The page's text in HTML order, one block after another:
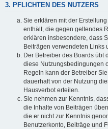
3. PFLICHTEN DES NUTZERS
Sie erklären mit der
enthält, die gegen geltendes
erklären insbesondere, dass
Beiträgen verwendeten Links
Der Betreiber des Boards übt
diese Nutzungsbedingungen
Regeln kann der Betreiber
dauerhaft von der Nutzung
Hausverbot erteilen.
Sie nehmen zur Kenntnis,
die Inhalte von Beiträgen
die er nicht zur Kenntnis
Benutzerkonto, Beiträge und